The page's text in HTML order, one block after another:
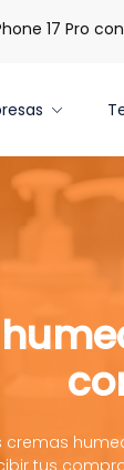
17 Pro con
cremas
tus